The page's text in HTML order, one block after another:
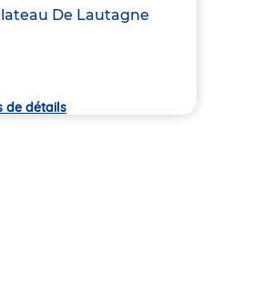
De Lautagne
de détails